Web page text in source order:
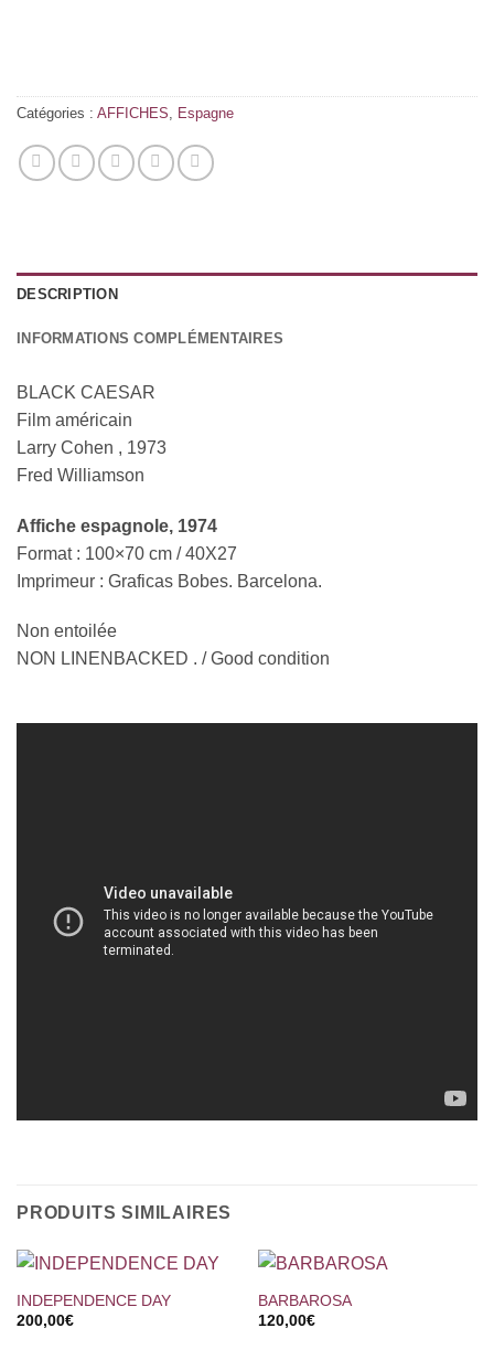
Catégories : AFFICHES Espagne
DESCRIPTION
INFORMATIONS COMPLÉMENTAIRES
BLACK CAESAR
Film américain
Larry Cohen , 1973
Fred Williamson
Affiche espagnole, 1974
Format : 100×70 cm / 40X27
Imprimeur : Graficas Bobes. Barcelona.
Non entoilée
NON LINENBACKED . / Good condition
PRODUITS SIMILAIRES
INDEPENDENCE DAY
200,00€
BARBAROSA
120,00€